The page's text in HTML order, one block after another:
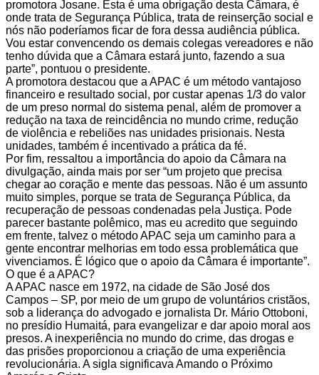
promotora Josane. Esta é uma obrigação desta Câmara, é
onde trata de Segurança Pública, trata de reinserção social e
nós não poderíamos ficar de fora dessa audiência pública.
Vou estar convencendo os demais colegas vereadores e não
tenho dúvida que a Câmara estará junto, fazendo a sua
parte”, pontuou o presidente.
A promotora destacou que a APAC é um método vantajoso
financeiro e resultado social, por custar apenas 1/3 do valor
de um preso normal do sistema penal, além de promover a
redução na taxa de reincidência no mundo crime, redução
de violência e rebeliões nas unidades prisionais. Nesta
unidades, também é incentivado a prática da fé.
Por fim, ressaltou a importância do apoio da Câmara na
divulgação, ainda mais por ser “um projeto que precisa
chegar ao coração e mente das pessoas. Não é um assunto
muito simples, porque se trata de Segurança Pública, da
recuperação de pessoas condenadas pela Justiça. Pode
parecer bastante polêmico, mas eu acredito que seguindo
em frente, talvez o método APAC seja um caminho para a
gente encontrar melhorias em todo essa problemática que
vivenciamos. É lógico que o apoio da Câmara é importante”.
O que é a APAC?
A APAC nasce em 1972, na cidade de São José dos
Campos – SP, por meio de um grupo de voluntários cristãos,
sob a liderança do advogado e jornalista Dr. Mário Ottoboni,
no presídio Humaitá, para evangelizar e dar apoio moral aos
presos. A inexperiência no mundo do crime, das drogas e
das prisões proporcionou a criação de uma experiência
revolucionária. A sigla significava Amando o Próximo